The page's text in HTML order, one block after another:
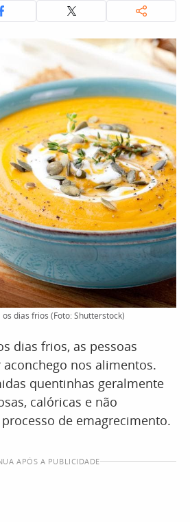
dias frios (Foto: Shutterstock)
dias frios, as pessoas
nos alimentos.
quentinhas geralmente
calóricas e não
de emagrecimento.
APÓS A PUBLICIDADE